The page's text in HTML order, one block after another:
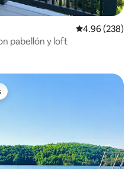
Calificación
4.96 (238)
pabellón y loft
huéspedes